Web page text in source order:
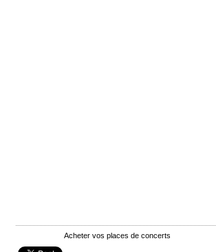
Acheter vos places de concerts